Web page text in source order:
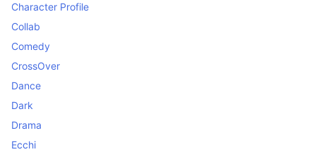
Character Profile
Collab
Comedy
CrossOver
Dance
Dark
Drama
Ecchi